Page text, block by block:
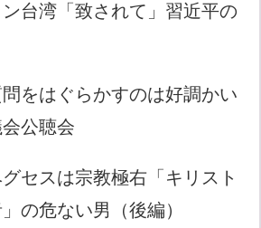
ン台湾「致されて」習近平の
問をはぐらかすのは好調かい
公聴会
グセスは宗教極右「キリスト
の危ない男（後編）